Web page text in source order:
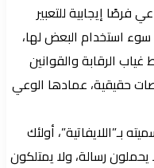
فرصًا إيجابية للتعبير
سوء استخدام البعض لها،
الرقابة والقوانين
حقيقية، عمادها الوعي
بـ”اللايفاتية”، أولئك
رسالة، ولا يمتلكون